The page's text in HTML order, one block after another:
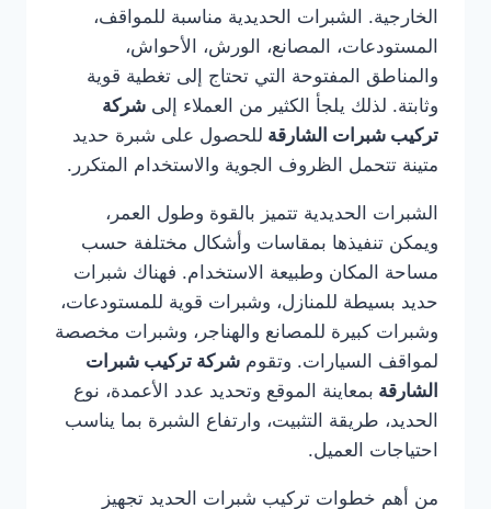
الخارجية. الشبرات الحديدية مناسبة للمواقف،
المستودعات، المصانع، الورش، الأحواش،
والمناطق المفتوحة التي تحتاج إلى تغطية قوية
وثابتة. لذلك يلجأ الكثير من العملاء إلى شركة
تركيب شبرات الشارقة للحصول على شبرة حديد
متينة تتحمل الظروف الجوية والاستخدام المتكرر.
الشبرات الحديدية تتميز بالقوة وطول العمر،
ويمكن تنفيذها بمقاسات وأشكال مختلفة حسب
مساحة المكان وطبيعة الاستخدام. فهناك شبرات
حديد بسيطة للمنازل، وشبرات قوية للمستودعات،
وشبرات كبيرة للمصانع والهناجر، وشبرات مخصصة
لمواقف السيارات. وتقوم شركة تركيب شبرات
الشارقة بمعاينة الموقع وتحديد عدد الأعمدة، نوع
الحديد، طريقة التثبيت، وارتفاع الشبرة بما يناسب
احتياجات العميل.
من أهم خطوات تركيب شبرات الحديد تجهيز